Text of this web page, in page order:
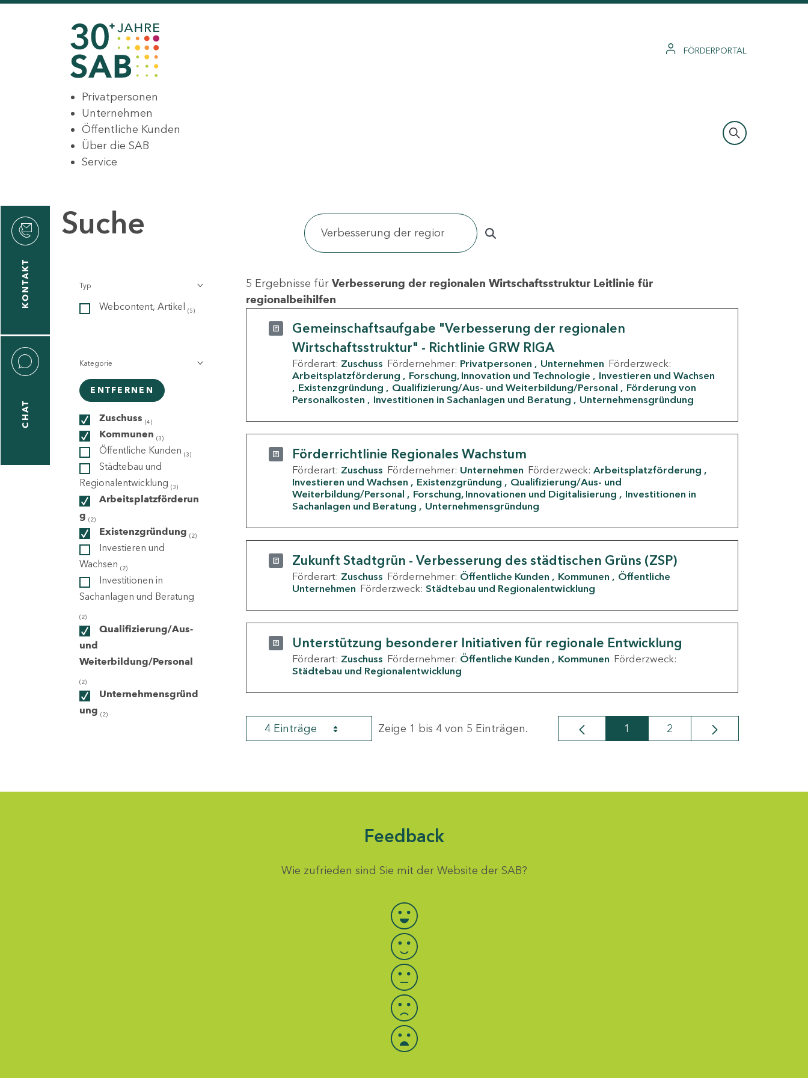
FÖRDERPORTAL
Privatpersonen
Unternehmen
Öffentliche Kunden
Über die SAB
Service
KONTAKT
CHAT
Suche
Typ
Webcontent, Artikel (5)
Kategorie
ENTFERNEN
Zuschuss (4)
Kommunen (3)
Öffentliche Kunden (3)
Städtebau und
Regionalentwicklung (3)
Arbeitsplatzförderun
g (2)
Existenzgründung (2)
Investieren und
Wachsen (2)
Investitionen in
Sachanlagen und Beratung
(2)
Qualifizierung/Aus-
und
Weiterbildung/Personal
(2)
Unternehmensgründ
ung (2)
5 Ergebnisse für Verbesserung der regionalen Wirtschaftsstruktur Leitlinie für
regionalbeihilfen
Gemeinschaftsaufgabe "Verbesserung der regionalen
Wirtschaftsstruktur" - Richtlinie GRW RIGA
Förderart: Zuschuss Fördernehmer: Privatpersonen Unternehmen Förderzweck:
Arbeitsplatzförderung
Forschung, Innovation und Technologie
Investieren und Wachsen
Existenzgründung
Qualifizierung/Aus- und Weiterbildung/Personal
Förderung von
Personalkosten
Investitionen in Sachanlagen und Beratung Unternehmensgründung
Förderrichtlinie Regionales Wachstum
Förderart: Zuschuss Fördernehmer: Unternehmen Förderzweck: Arbeitsplatzförderung
Investieren und Wachsen
Existenzgründung
Qualifizierung/Aus- und
Weiterbildung/Personal
Forschung, Innovationen und Digitalisierung
Investitionen in
Sachanlagen und Beratung
Unternehmensgründung
Zukunft Stadtgrün - Verbesserung des städtischen Grüns (ZSP)
Förderart: Zuschuss Fördernehmer: Öffentliche Kunden Kommunen
Öffentliche
Unternehmen Förderzweck: Städtebau und Regionalentwicklung
Unterstützung besonderer Initiativen für regionale Entwicklung
Förderart: Zuschuss Fördernehmer: Öffentliche Kunden Kommunen Förderzweck:
Städtebau und Regionalentwicklung
4 Einträge Zeige 1 bis 4 von 5 Einträgen. Seite
1 Seite
2
Feedback
Wie zufrieden sind Sie mit der Website der SAB?
Bewertung auswählen